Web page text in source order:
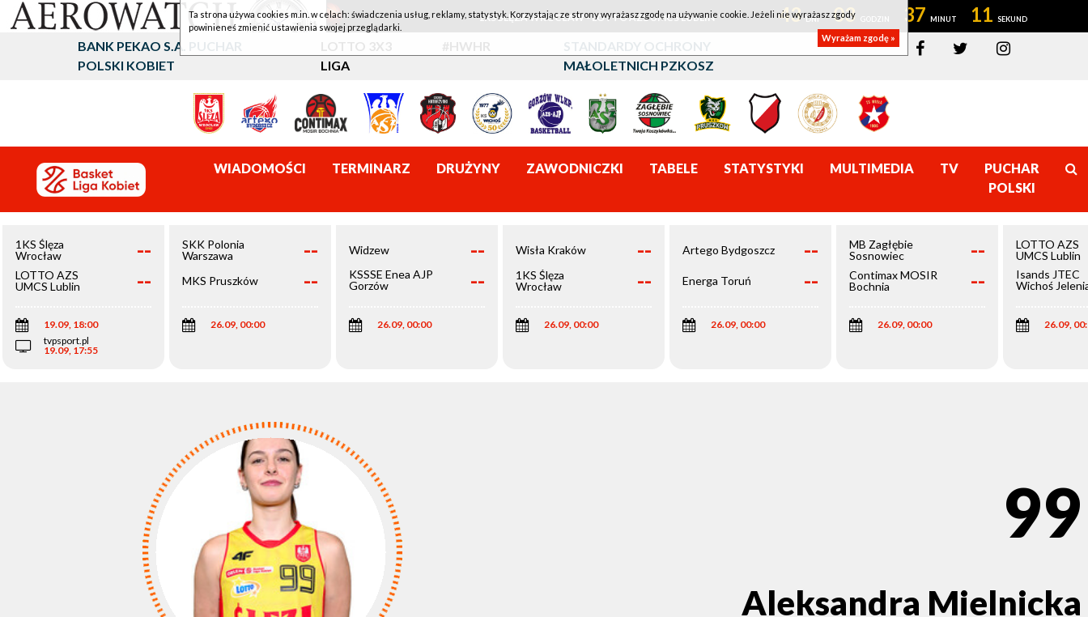
1KS ŚLĘZA WROCŁAW - LOTTO AZS UMCS LUBLIN 43 03 37 10
BANK PEKAO S.A. PUCHAR
POLSKI KOBIET
LOTTO 3X3
LIGA
#HWHR
STANDARDY OCHRONY
MAŁOLETNICH PZKOSZ
WIADOMOŚCI TERMINARZ DRUŻYNY ZAWODNICZKI TABELE STATYSTYKI MULTIMEDIA TV
PUCHAR
POLSKI
1KS Ślęza
Wrocław
--
LOTTO AZS
UMCS Lublin
--
19.09, 18:00
tvpsport.pl
19.09, 17:55
SKK Polonia
Warszawa
--
MKS Pruszków --
26.09, 00:00
Widzew --
KSSSE Enea AJP
Gorzów
--
26.09, 00:00
Wisła Kraków --
1KS Ślęza
Wrocław
--
26.09, 00:00
Artego Bydgoszcz --
Energa Toruń --
26.09, 00:00
MB Zagłębie
Sosnowiec
--
Contimax MOSIR
Bochnia
--
26.09, 00:00
LOTTO AZS
UMCS Lublin
Isands JTEC
Wichoś
26.09,
99
Aleksandra Mielnicka
Ta strona używa cookies m.in. w celach: świadczenia usług, reklamy, statystyk. Korzystając ze strony wyrażasz zgodę na używanie cookie. Jeżeli nie wyrażasz zgody
powinieneś zmienić ustawienia swojej przeglądarki.
Wyrażam zgodę »